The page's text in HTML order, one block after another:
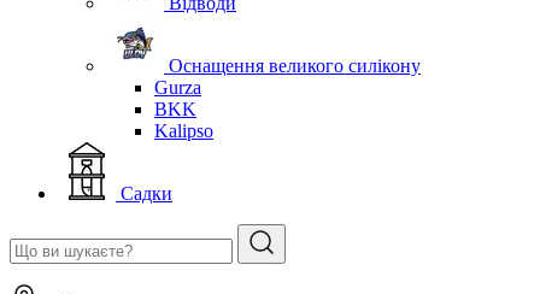
Оснащення великого силікону
Gurza
BKK
Kalipso
Садки